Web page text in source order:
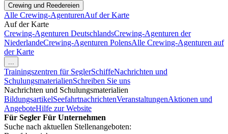
Crewing und Reedereien
Alle Crewing-AgenturenAuf der Karte
Auf der Karte
Crewing-Agenturen DeutschlandsCrewing-Agenturen der
NiederlandeCrewing-Agenturen PolensAlle Crewing-Agenturen auf
der Karte
...
Trainingszentren für SeglerSchiffeNachrichten und
SchulungsmaterialienSchreiben Sie uns
Nachrichten und Schulungsmaterialien
BildungsartikelSeefahrtnachrichtenVeranstaltungenAktionen und
AngeboteHilfe zur Website
Für Segler Für Unternehmen
Suche nach aktuellen Stellenangeboten: